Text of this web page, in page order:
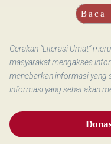
Baca
Gerakan “Literasi Umat”
masyarakat mengakses
menebarkan informasi yang
informasi yang sehat akan